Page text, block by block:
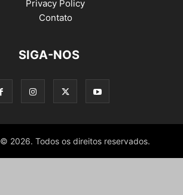
Privacy Policy
Contato
SIGA-NOS
© 2026. Todos os direitos reservados.